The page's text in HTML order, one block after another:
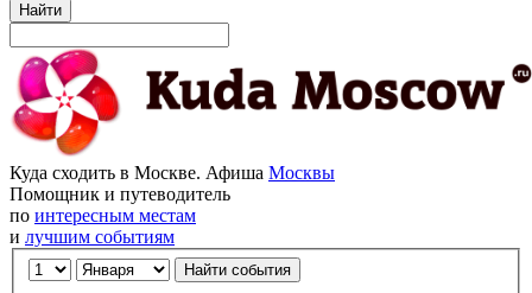
Найти
Куда сходить в Москве. Афиша Москвы
Помощник и путеводитель
по интересным местам
и лучшим событиям